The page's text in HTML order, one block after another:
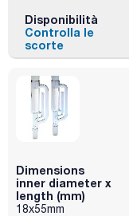
Disponibilità
Controlla le
scorte
Dimensions
inner diameter x
length (mm)
18x55mm